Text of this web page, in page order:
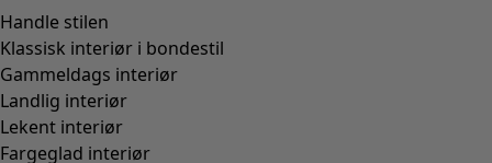
Handle stilen
Klassisk interiør i bondestil
Gammeldags interiør
Landlig interiør
Lekent interiør
Fargeglad interiør